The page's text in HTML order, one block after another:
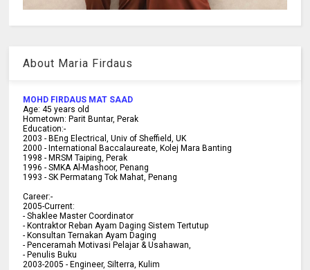
About Maria Firdaus
MOHD FIRDAUS MAT SAAD
Age: 45 years old
Hometown: Parit Buntar, Perak
Education:-
2003 -BEng Electrical, Univ of Sheffield, UK
2000 -International Baccalaureate, Kolej Mara Banting
1998 -MRSM Taiping, Perak
1996 - SMKA Al-Mashoor, Penang
1993 - SK Permatang Tok Mahat, Penang
Career:-
2005-Current:
- Shaklee Master Coordinator
- Kontraktor Reban Ayam Daging Sistem Tertutup
- Konsultan Ternakan Ayam Daging
- Penceramah Motivasi Pelajar & Usahawan,
- Penulis Buku
2003-2005 -Engineer, Silterra, Kulim